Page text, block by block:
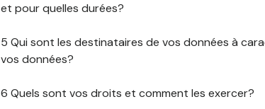
et pour quelles durées?
5 Qui sont les destinataires de vos données à
vos données?
6 Quels sont vos droits et comment les exercer?